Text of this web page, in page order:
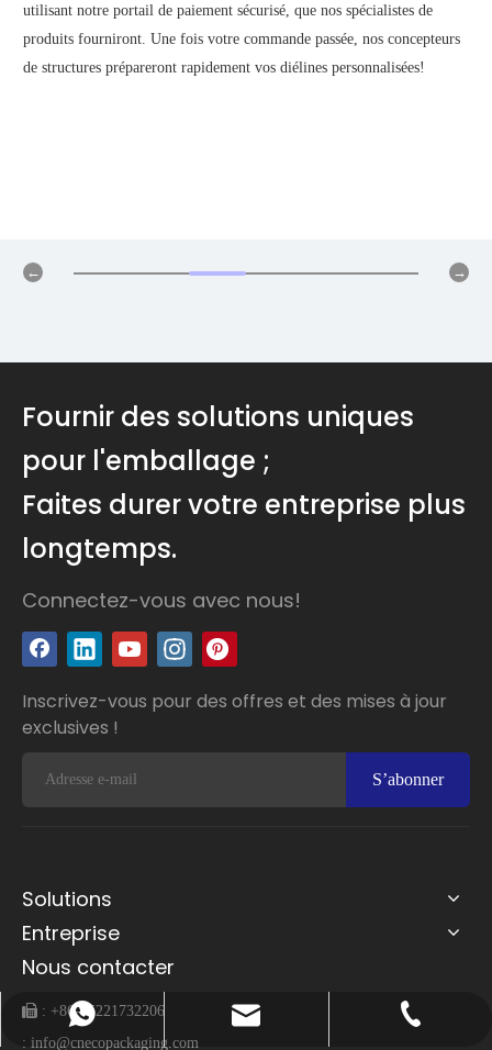
utilisant notre portail de paiement sécurisé, que nos spécialistes de
produits fourniront. Une fois votre commande passée, nos concepteurs
de structures prépareront rapidement vos diélines personnalisées!
Fournir des solutions uniques
pour l'emballage ;
Faites durer votre entreprise plus
longtemps.
Connectez-vous avec nous!
Inscrivez-vous pour des offres et des mises à jour
exclusives !
S’abonner
Solutions
Entreprise
Nous contacter
 : +86-15221732206
: info@cnecopackaging.com
Contacter par WhatsApp
info@cnecopackaging.com
+86-15221732206